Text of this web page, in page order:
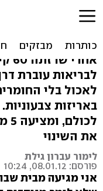
"תחזרו
מתחילה
לבריאות עוברת
לאכול בלי
באריזות
את השינוי
לימור עברון גילת
פורסם: 08.01.12, 10:24
אני מגיעה מבית